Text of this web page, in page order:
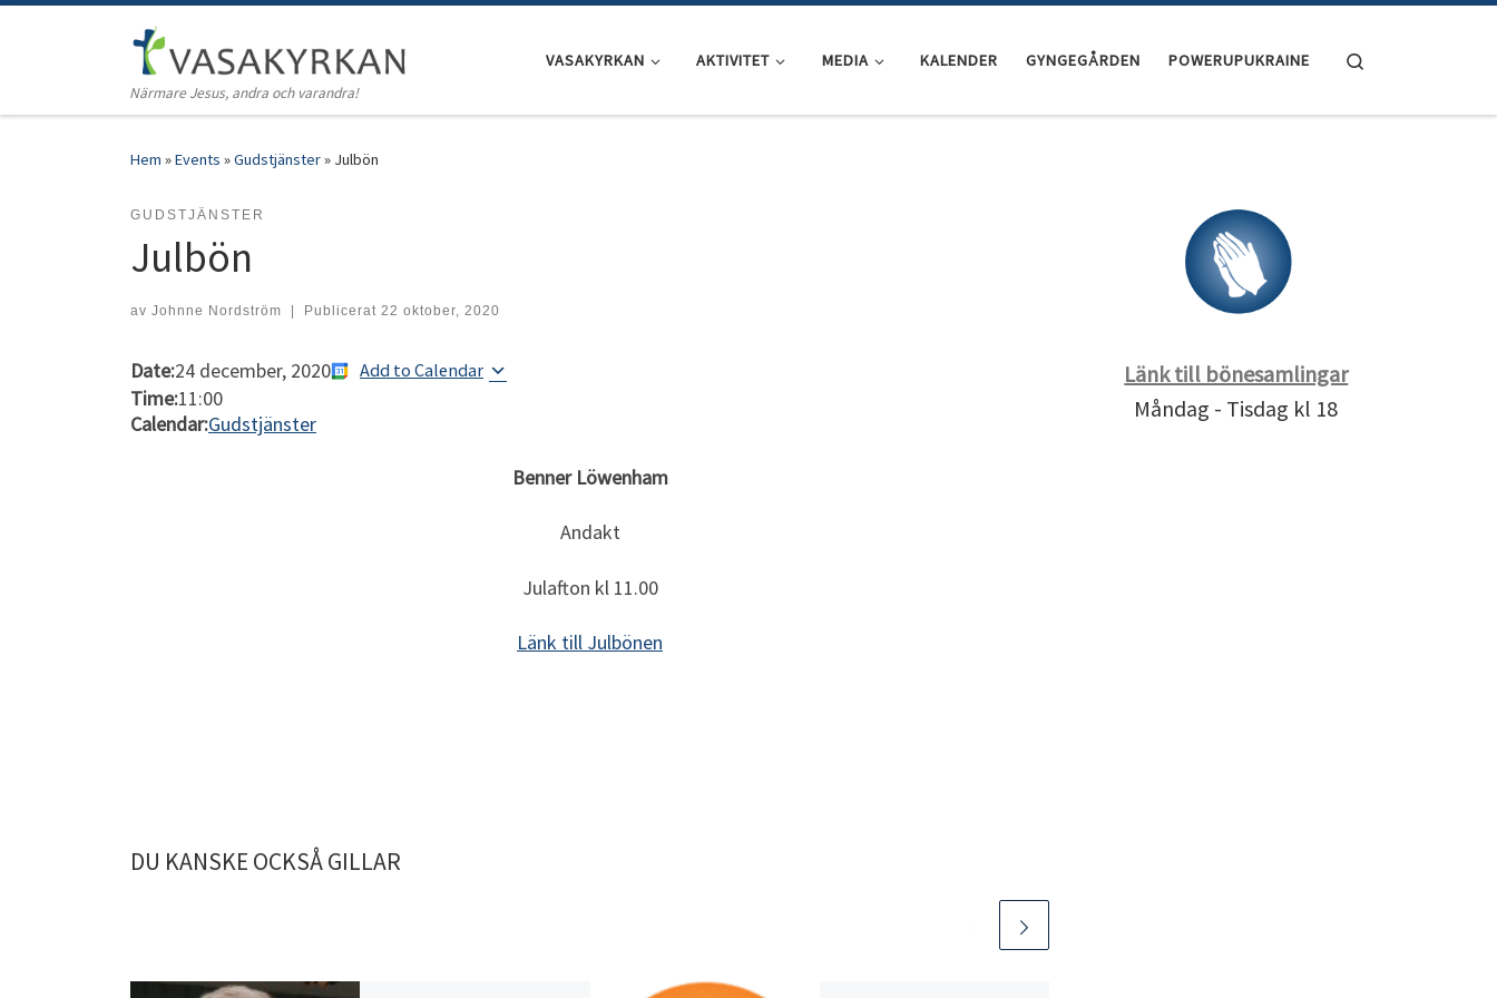
Hoppa till innehåll
Närmare Jesus, andra och varandra!
VASAKYRKAN AKTIVITET MEDIA KALENDER GYNGEGÅRDEN POWERUPUKRAINE
Hem »Events »Gudstjänster» Julbön
GUDSTJÄNSTER
Julbön
av Johnne Nordström Publicerat 22 oktober, 2020
Date:24 december, 2020 Add to Calendar
Time:11:00
Calendar:Gudstjänster
Benner Löwenham
Andakt
Julafton kl 11.00
Länk till Julbönen
DU KANSKE OCKSÅ GILLAR
Länk till bönesamlingar
Måndag - Tisdag kl 18